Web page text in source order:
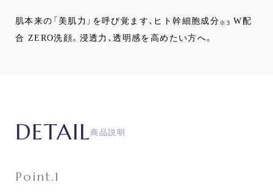
肌本来の「美肌力」を呼び覚ます、ヒト幹細胞成分※3 W配
合 ZERO洗顔。浸透力、透明感を高めたい方へ。
DETAIL商品説明